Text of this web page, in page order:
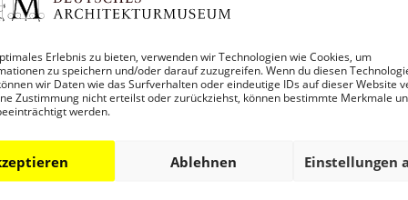
Erlebnis zu bieten, verwenden wir Technologien wie Cookies, um
zu speichern und/oder darauf zuzugreifen. Wenn du diesen
wir Daten wie das Surfverhalten oder eindeutige IDs auf dieser Website
Zustimmung nicht erteilst oder zurückziehst, können bestimmte Merkmale
werden.
Ablehnen Einstellungen
Frankfurt am Main
e.V. und weiteren Initiativen werden
vorgestellt und diskutiert. Themen wie alternative
und Herausforderungen der eigenständigen